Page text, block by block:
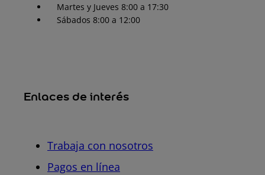
Martes y Jueves 8:00 a 17:30
Sábados 8:00 a 12:00
Enlaces de interés
Trabaja con nosotros
Pagos en línea